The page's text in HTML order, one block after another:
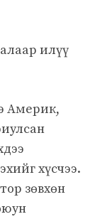
илүү
Америк,
хүсчээ.
зөвхөн